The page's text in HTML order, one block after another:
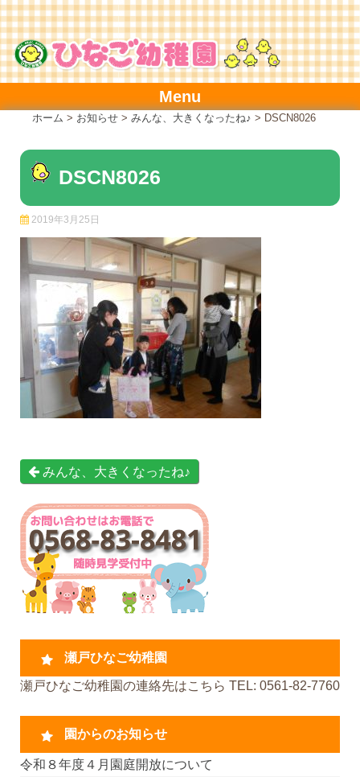
Skip
to
content
Menu
ホーム > お知らせ > みんな、大きくなったね♪ > DSCN8026
DSCN8026
2019年3月25日
みんな、大きくなったね♪
瀬戸ひなご幼稚園
瀬戸ひなご幼稚園の連絡先はこちら TEL: 0561-82-7760
園からのお知らせ
令和８年度４月園庭開放について